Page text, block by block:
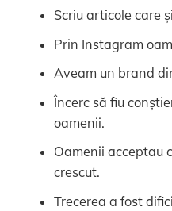
Scriu articole care
Prin Instagram
Aveam un brand
Încerc să fiu
oamenii.
Oamenii acceptau
crescut.
Trecerea a fost